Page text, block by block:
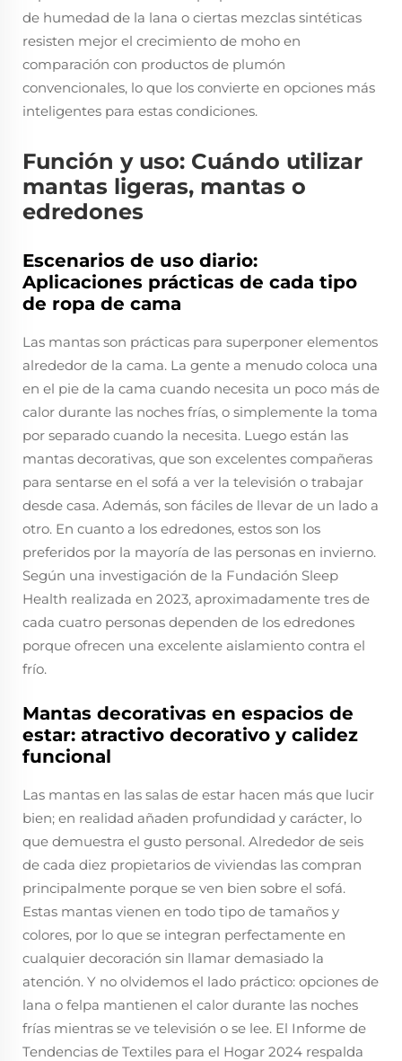
de humedad de la lana o ciertas mezclas sintéticas
resisten mejor el crecimiento de moho en
comparación con productos de plumón
convencionales, lo que los convierte en opciones más
inteligentes para estas condiciones.
Función y uso: Cuándo utilizar
mantas ligeras, mantas o
edredones
Escenarios de uso diario:
Aplicaciones prácticas de cada tipo
de ropa de cama
Las mantas son prácticas para superponer elementos
alrededor de la cama. La gente a menudo coloca una
en el pie de la cama cuando necesita un poco más de
calor durante las noches frías, o simplemente la toma
por separado cuando la necesita. Luego están las
mantas decorativas, que son excelentes compañeras
para sentarse en el sofá a ver la televisión o trabajar
desde casa. Además, son fáciles de llevar de un lado a
otro. En cuanto a los edredones, estos son los
preferidos por la mayoría de las personas en invierno.
Según una investigación de la Fundación Sleep
Health realizada en 2023, aproximadamente tres de
cada cuatro personas dependen de los edredones
porque ofrecen una excelente aislamiento contra el
frío.
Mantas decorativas en espacios de
estar: atractivo decorativo y calidez
funcional
Las mantas en las salas de estar hacen más que lucir
bien; en realidad añaden profundidad y carácter, lo
que demuestra el gusto personal. Alrededor de seis
de cada diez propietarios de viviendas las compran
principalmente porque se ven bien sobre el sofá.
Estas mantas vienen en todo tipo de tamaños y
colores, por lo que se integran perfectamente en
cualquier decoración sin llamar demasiado la
atención. Y no olvidemos el lado práctico: opciones de
lana o felpa mantienen el calor durante las noches
frías mientras se ve televisión o se lee. El Informe de
Tendencias de Textiles para el Hogar 2024 respalda